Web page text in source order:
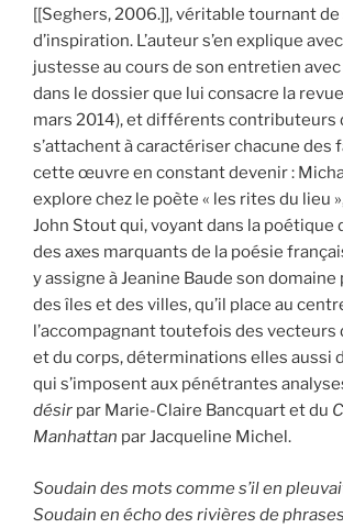
[[Seghers, 2006.]], véritable tournant
d’inspiration. L’auteur s’en explique
justesse au cours de son entretien avec
dans le dossier que lui consacre la revue
mars 2014), et différents contributeurs
s’attachent à caractériser chacune des
cette œuvre en constant devenir :
explore chez le poète « les rites du lieu
John Stout qui, voyant dans la poétique
des axes marquants de la poésie
y assigne à Jeanine Baude son domaine
des îles et des villes, qu’il place au
l’accompagnant toutefois des vecteurs
et du corps, déterminations elles aussi
qui s’imposent aux pénétrantes
désir par Marie-Claire Bancquart et du
Manhattan par Jacqueline Michel.
Soudain des mots comme s’il en
Soudain en écho des rivières de phrases